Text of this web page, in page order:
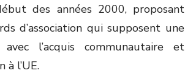
des années 2000, proposant
d’association qui supposent une
l’acquis communautaire et
l’UE.